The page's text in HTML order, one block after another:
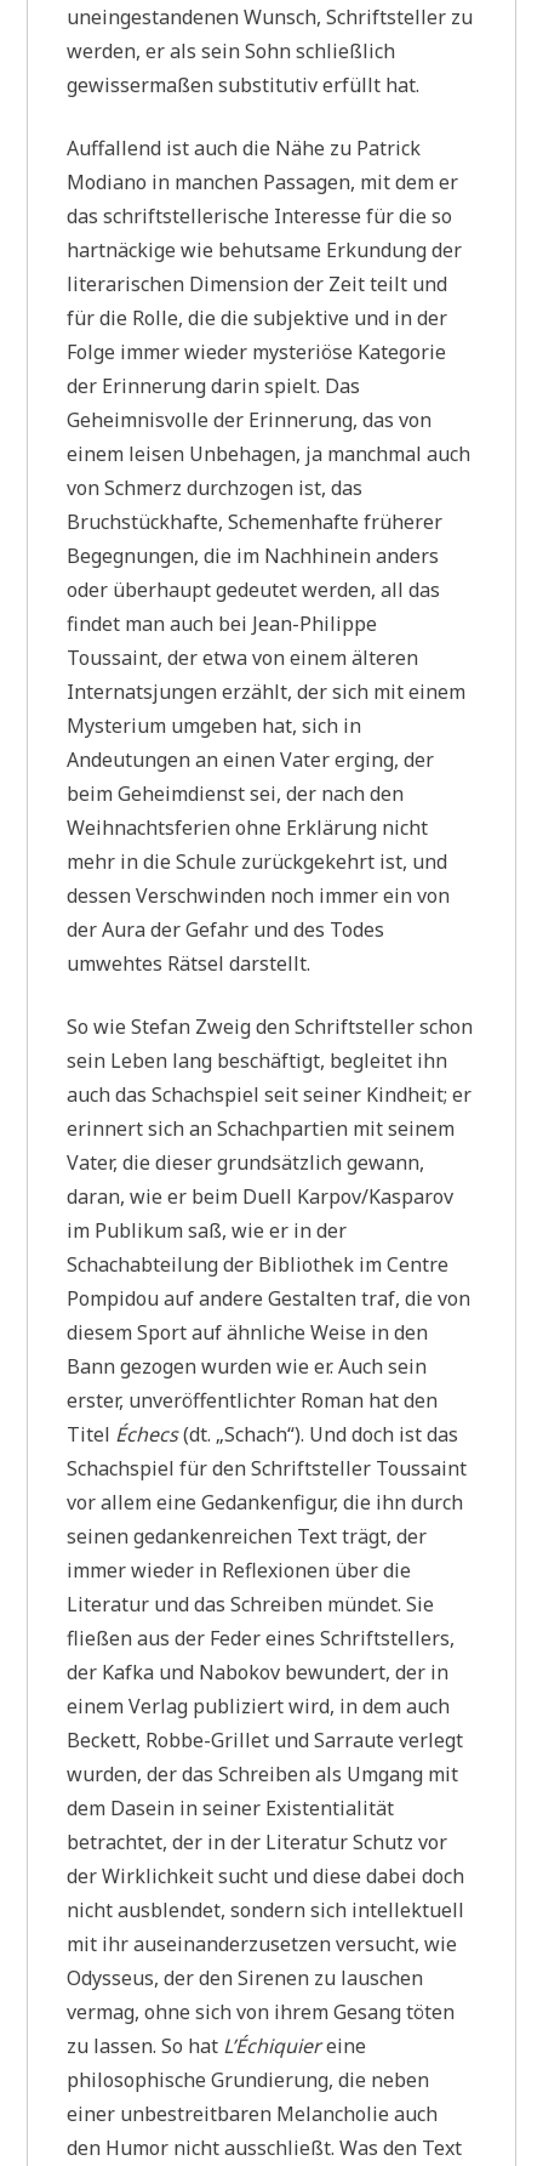
uneingestandenen Wunsch, Schriftsteller zu
werden, er als sein Sohn schließlich
gewissermaßen substitutiv erfüllt hat.
Auffallend ist auch die Nähe zu Patrick
Modiano in manchen Passagen, mit dem er
das schriftstellerische Interesse für die so
hartnäckige wie behutsame Erkundung der
literarischen Dimension der Zeit teilt und
für die Rolle, die die subjektive und in der
Folge immer wieder mysteriöse Kategorie
der Erinnerung darin spielt. Das
Geheimnisvolle der Erinnerung, das von
einem leisen Unbehagen, ja manchmal auch
von Schmerz durchzogen ist, das
Bruchstückhafte, Schemenhafte früherer
Begegnungen, die im Nachhinein anders
oder überhaupt gedeutet werden, all das
findet man auch bei Jean-Philippe
Toussaint, der etwa von einem älteren
Internatsjungen erzählt, der sich mit einem
Mysterium umgeben hat, sich in
Andeutungen an einen Vater erging, der
beim Geheimdienst sei, der nach den
Weihnachtsferien ohne Erklärung nicht
mehr in die Schule zurückgekehrt ist, und
dessen Verschwinden noch immer ein von
der Aura der Gefahr und des Todes
umwehtes Rätsel darstellt.
So wie Stefan Zweig den Schriftsteller schon
sein Leben lang beschäftigt, begleitet ihn
auch das Schachspiel seit seiner Kindheit; er
erinnert sich an Schachpartien mit seinem
Vater, die dieser grundsätzlich gewann,
daran, wie er beim Duell Karpov/Kasparov
im Publikum saß, wie er in der
Schachabteilung der Bibliothek im Centre
Pompidou auf andere Gestalten traf, die von
diesem Sport auf ähnliche Weise in den
Bann gezogen wurden wie er. Auch sein
erster, unveröffentlichter Roman hat den
Titel Échecs(dt. „Schach“). Und doch ist das
Schachspiel für den Schriftsteller Toussaint
vor allem eine Gedankenfigur, die ihn durch
seinen gedankenreichen Text trägt, der
immer wieder in Reflexionen über die
Literatur und das Schreiben mündet. Sie
fließen aus der Feder eines Schriftstellers,
der Kafka und Nabokov bewundert, der in
einem Verlag publiziert wird, in dem auch
Beckett, Robbe-Grillet und Sarraute verlegt
wurden, der das Schreiben als Umgang mit
dem Dasein in seiner Existentialität
betrachtet, der in der Literatur Schutz vor
der Wirklichkeit sucht und diese dabei doch
nicht ausblendet, sondern sich intellektuell
mit ihr auseinanderzusetzen versucht, wie
Odysseus, der den Sirenen zu lauschen
vermag, ohne sich von ihrem Gesang töten
zu lassen. So hat L’Échiquiereine
philosophische Grundierung, die neben
einer unbestreitbaren Melancholie auch
den Humor nicht ausschließt. Was den Text